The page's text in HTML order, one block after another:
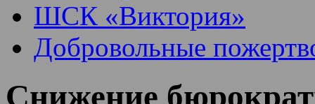
ШСК «Виктория»
Добровольные
Снижение